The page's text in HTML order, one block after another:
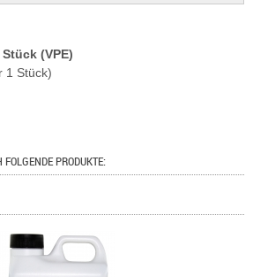
(VPE)
1 Stück)
PRODUKTE: